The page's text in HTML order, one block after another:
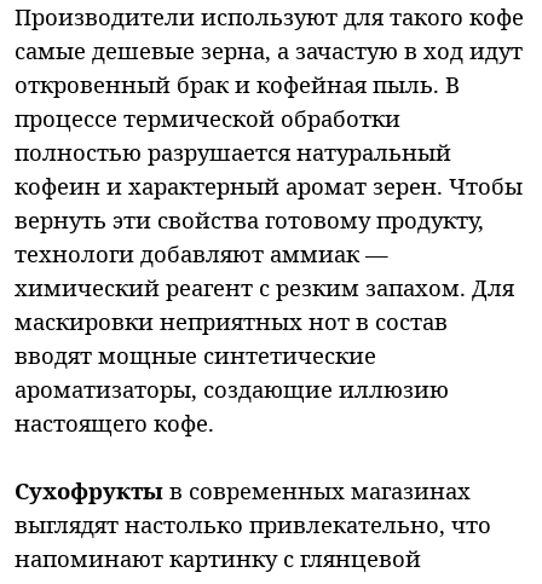
Производители используют для такого кофе
самые дешевые зерна, а зачастую в ход идут
откровенный брак и кофейная пыль. В
процессе термической обработки
полностью разрушается натуральный
кофеин и характерный аромат зерен. Чтобы
вернуть эти свойства готовому продукту,
технологи добавляют аммиак —
химический реагент с резким запахом. Для
маскировки неприятных нот в состав
вводят мощные синтетические
ароматизаторы, создающие иллюзию
настоящего кофе.
Сухофрукты в современных магазинах
выглядят настолько привлекательно, что
напоминают картинку с глянцевой